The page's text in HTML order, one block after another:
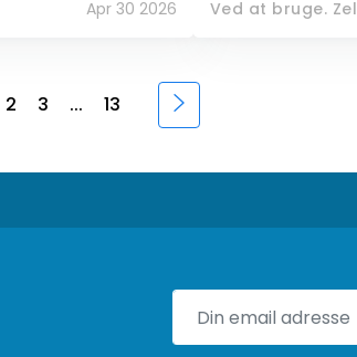
Apr 30 2026 Ved at bruge. Zel
2 3 ... 13